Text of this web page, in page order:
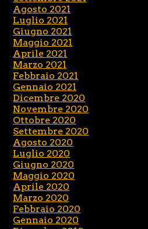
Agosto 2021
Luglio 2021
Giugno 2021
Maggio 2021
Aprile 2021
Marzo 2021
Febbraio 2021
Gennaio 2021
Dicembre 2020
Novembre 2020
Ottobre 2020
Settembre 2020
Agosto 2020
Luglio 2020
Giugno 2020
Maggio 2020
Aprile 2020
Marzo 2020
Febbraio 2020
Gennaio 2020